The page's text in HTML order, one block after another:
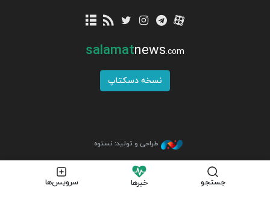
جستجو خبرها سرویس‌ها
salamatnews.com
نسخه دسکتاپ
طراحی و تولید: نستوه